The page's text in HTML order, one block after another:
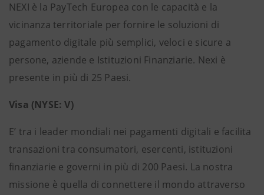
NEXI è la PayTech Europea con le capacità e la
vicinanza territoriale per fornire le soluzioni di
pagamento digitale più semplici, veloci e sicure a
persone, aziende e Istituzioni Finanziarie. Nexi è
presente in più di 25 Paesi.
Visa (NYSE: V)
E’ tra i leader mondiali nei pagamenti digitali e facilita
transazioni tra consumatori, esercenti, istituzioni
finanziarie e governi in più di 200 Paesi. La nostra
missione è quella di connettere il mondo attraverso